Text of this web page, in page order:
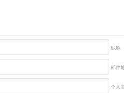
昵称
邮件
个人